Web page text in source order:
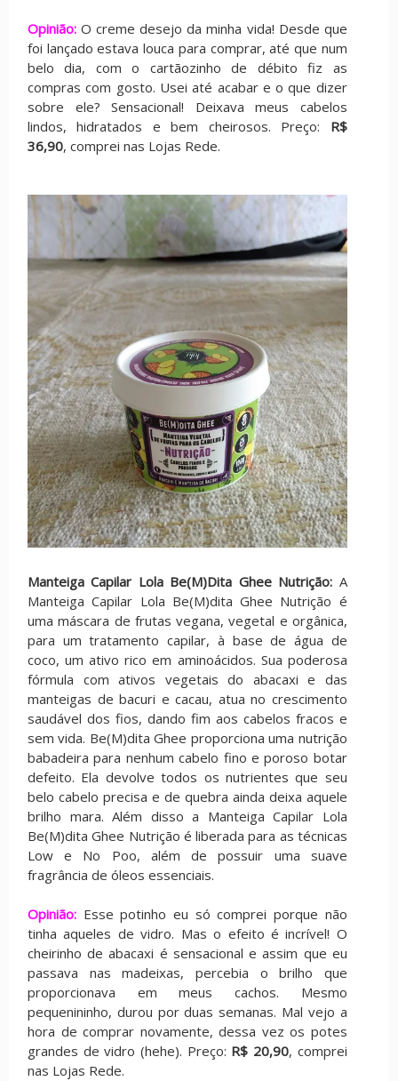
Opinião:O creme desejo da minha vida! Desde que
foi lançado estava louca para comprar, até que num
belo dia, com o cartãozinho de débito fiz as
compras com gosto. Usei até acabar e o que dizer
sobre ele? Sensacional! Deixava meus cabelos
lindos, hidratados e bem cheirosos. Preço: R$
36,90, comprei nas Lojas Rede.
Manteiga Capilar Lola Be(M)Dita Ghee Nutrição: A
Manteiga Capilar Lola Be(M)dita Ghee Nutrição é
uma máscara de frutas vegana, vegetal e orgânica,
para um tratamento capilar, à base de água de
coco, um ativo rico em aminoácidos. Sua poderosa
fórmula com ativos vegetais do abacaxi e das
manteigas de bacuri e cacau, atua no crescimento
saudável dos fios, dando fim aos cabelos fracos e
sem vida. Be(M)dita Ghee proporciona uma nutrição
babadeira para nenhum cabelo fino e poroso botar
defeito. Ela devolve todos os nutrientes que seu
belo cabelo precisa e de quebra ainda deixa aquele
brilho mara. Além disso a Manteiga Capilar Lola
Be(M)dita Ghee Nutrição é liberada para as técnicas
Low e No Poo, além de possuir uma suave
fragrância de óleos essenciais.
Opinião: Esse potinho eu só comprei porque não
tinha aqueles de vidro. Mas o efeito é incrível! O
cheirinho de abacaxi é sensacional e assim que eu
passava nas madeixas, percebia o brilho que
proporcionava em meus cachos. Mesmo
pequenininho, durou por duas semanas. Mal vejo a
hora de comprar novamente, dessa vez os potes
grandes de vidro (hehe). Preço: R$ 20,90, comprei
nas Lojas Rede.